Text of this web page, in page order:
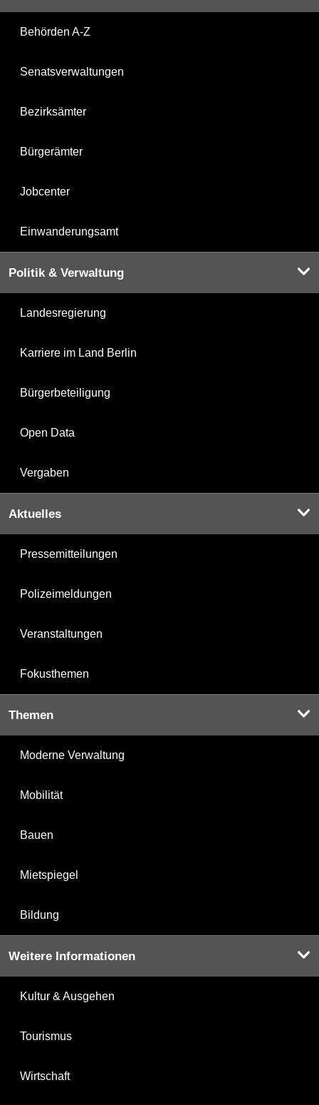
Behörden A-Z
Senatsverwaltungen
Bezirksämter
Bürgerämter
Jobcenter
Einwanderungsamt
Politik & Verwaltung
Landesregierung
Karriere im Land Berlin
Bürgerbeteiligung
Open Data
Vergaben
Aktuelles
Pressemitteilungen
Polizeimeldungen
Veranstaltungen
Fokusthemen
Themen
Moderne Verwaltung
Mobilität
Bauen
Mietspiegel
Bildung
Weitere Informationen
Kultur & Ausgehen
Tourismus
Wirtschaft